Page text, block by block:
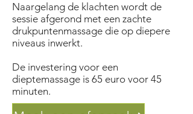
Naargelang de klachten wordt de
sessie afgerond met een zachte
drukpuntenmassage die op diepere
niveaus inwerkt.
De investering voor een
dieptemassage is 65 euro voor 45
minuten.